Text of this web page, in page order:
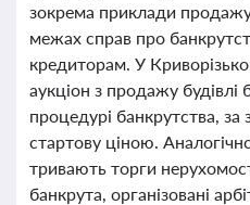
зокрема приклади
межах справ про
кредиторам. У
аукціон з продажу будівлі
процедурі банкрутства,
стартову ціною.
тривають торги
банкрута, організовані